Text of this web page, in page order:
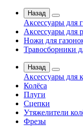
Назад
Аксессуары для
Аксессуары для
Ножи для
Травосборники
Назад
Аксессуары для
Колёса
Плуги
Сцепки
Утяжелители
Фрезы